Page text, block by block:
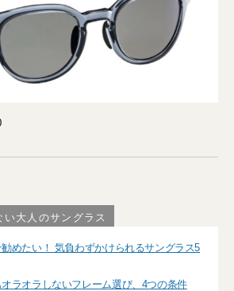
大人のサングラス
めたい！ 気負わずかけられるサングラス5
ラオラしないフレーム選び、4つの条件